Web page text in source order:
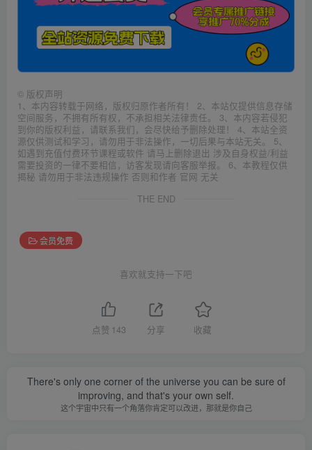
© 版权声明
1、本内容转载于网络，版权归原作者所有！ 2、本站仅提供信息存储
空间服务，不拥有所有权，不承担相关法律责任。 3、本内容若侵犯
到你的版权利益，请联系我们，会尽快给予删除处理！ 4、本站全资
源仅供测试和学习，请勿用于非法操作，一切后果与本站无关。 5、
如遇到充值付费环节课程或软件 请马上删除退出 涉及自身权益/利益
需要投资的一律不要相信，访客发现请向客服举报。 6、本教程仅供
揭秘 请勿用于非法违规操作 否则和作者 官网 无关
THE END
会员免费
喜欢就支持一下吧
点赞 143 分享 收藏
There's only one corner of the universe you can be sure of
improving, and that's your own self.
这个宇宙中只有一个角落你肯定可以改进，那就是你自己